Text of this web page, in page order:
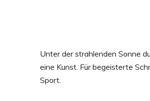
Unter der strahlenden Sonne
eine Kunst. Für begeisterte
Sport.